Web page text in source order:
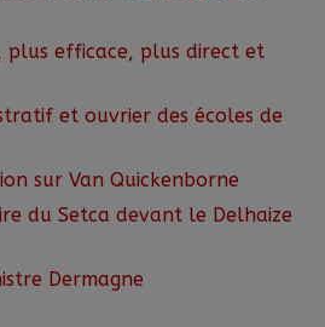
plus efficace, plus direct et
et ouvrier des écoles de
sur Van Quickenborne
du Setca devant le Delhaize
Dermagne